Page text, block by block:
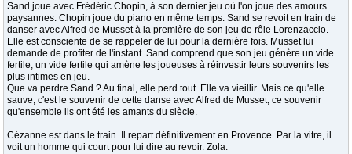
Sand joue avec Frédéric Chopin, à son dernier jeu où l'on joue des amours
paysannes. Chopin joue du piano en même temps. Sand se revoit en train de
danser avec Alfred de Musset à la première de son jeu de rôle Lorenzaccio.
Elle est consciente de se rappeler de lui pour la dernière fois. Musset lui
demande de profiter de l'instant. Sand comprend que son jeu génère un vide
fertile, un vide fertile qui amène les joueuses à réinvestir leurs souvenirs les
plus intimes en jeu.
Que va perdre Sand ? Au final, elle perd tout. Elle va vieillir. Mais ce qu'elle
sauve, c'est le souvenir de cette danse avec Alfred de Musset, ce souvenir
qu'ensemble ils ont été les amants du siècle.
Cézanne est dans le train. Il repart définitivement en Provence. Par la vitre, il
voit un homme qui court pour lui dire au revoir. Zola.